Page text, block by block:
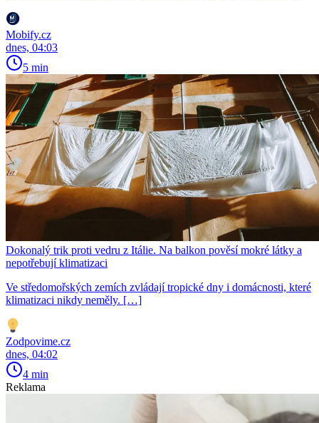
Mobify.cz
dnes, 04:03
5 min
Dokonalý trik proti vedru z Itálie. Na balkon pověsí mokré látky a
nepotřebují klimatizaci
Ve středomořských zemích zvládají tropické dny i domácnosti, které
klimatizaci nikdy neměly. […]
Zodpovime.cz
dnes, 04:02
4 min
Reklama